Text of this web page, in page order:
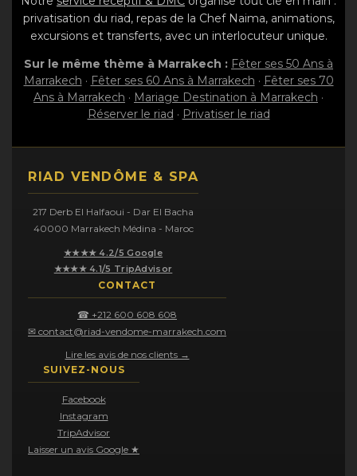
privatisation du riad, repas de la Chef Naima, animations,
excursions et transferts, avec un interlocuteur unique.
Sur le même thème à Marrakech : Fêter ses 50 Ans à
Marrakech · Fêter ses 60 Ans à Marrakech · Fêter ses 70
Ans à Marrakech · Mariage Destination à Marrakech ·
Réserver le riad · Privatiser le riad
RIAD VENDÔME & SPA
217 Derb El Halfaoui - Dar El Bacha
40000 Marrakech Médina - Maroc
★★★★ 4.2/5 Google
★★★★ 4.1/5 TripAdvisor
CONTACT
☎ +212 600 608 608
✉ contact@riad-vendome-marrakech.com
Lire les avis de nos clients →
SUIVEZ-NOUS
Facebook
Instagram
TripAdvisor
Laisser un avis Google ★